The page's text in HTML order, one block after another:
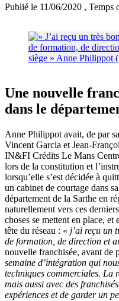
Publié le 11/06/2020 , Temps
Une nouvelle
dans le
Anne Philippot avait, de par
Vincent Garcia et Jean-
IN&FI Crédits Le Mans
lors de la constitution et
lorsqu’elle s’est décidée à
un cabinet de courtage dans
département de la Sarthe en
naturellement vers ces
choses se mettent en place,
tête du réseau : « j’ai reçu un
de formation, de direction et
nouvelle franchisée, avant de
semaine d’intégration qui
techniques commerciales. La
mais aussi avec des
expériences et de garder un